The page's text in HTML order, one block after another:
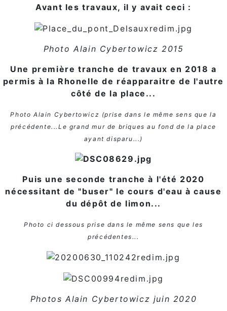
Avant les travaux, il y avait ceci :
Photo Alain Cybertowicz 2015
Une première tranche de travaux en 2018 a
permis à la Rhonelle de réapparaitre de l'autre
côté de la place...
Photo Alain Cybertowicz (prise dans le même sens que la
précédente...Le grand mur de briques au fond de la place
ayant disparu...)
Puis une seconde tranche à l'été 2020
nécessitant de "buser" le cours d'eau à cause
du dépôt de limon...
Photo ci dessous prise dans le même sens que les
précédentes...
Photos Alain Cybertowicz juin 2020